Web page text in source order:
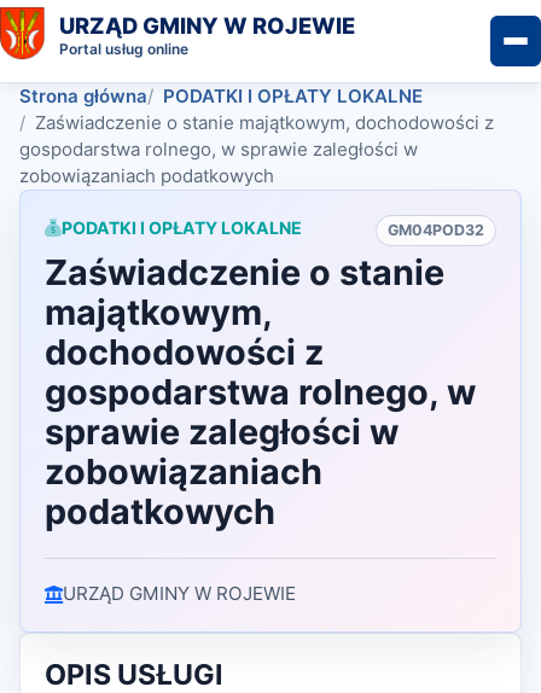
URZĄD GMINY W ROJEWIE
Portal usług online
Strona główna
PODATKI I OPŁATY LOKALNE
Zaświadczenie o stanie majątkowym, dochodowości z
gospodarstwa rolnego, w sprawie zaległości w
zobowiązaniach podatkowych
PODATKI I OPŁATY LOKALNE GM04POD32
Zaświadczenie o stanie
majątkowym,
dochodowości z
gospodarstwa rolnego, w
sprawie zaległości w
zobowiązaniach
podatkowych
URZĄD GMINY W ROJEWIE
OPIS USŁUGI